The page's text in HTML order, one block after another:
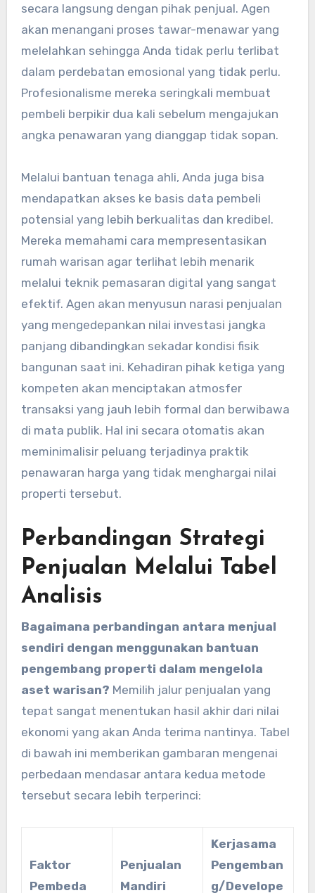
secara langsung dengan pihak penjual. Agen
akan menangani proses tawar-menawar yang
melelahkan sehingga Anda tidak perlu terlibat
dalam perdebatan emosional yang tidak perlu.
Profesionalisme mereka seringkali membuat
pembeli berpikir dua kali sebelum mengajukan
angka penawaran yang dianggap tidak sopan.
Melalui bantuan tenaga ahli, Anda juga bisa
mendapatkan akses ke basis data pembeli
potensial yang lebih berkualitas dan kredibel.
Mereka memahami cara mempresentasikan
rumah warisan agar terlihat lebih menarik
melalui teknik pemasaran digital yang sangat
efektif. Agen akan menyusun narasi penjualan
yang mengedepankan nilai investasi jangka
panjang dibandingkan sekadar kondisi fisik
bangunan saat ini. Kehadiran pihak ketiga yang
kompeten akan menciptakan atmosfer
transaksi yang jauh lebih formal dan berwibawa
di mata publik. Hal ini secara otomatis akan
meminimalisir peluang terjadinya praktik
penawaran harga yang tidak menghargai nilai
properti tersebut.
Perbandingan Strategi
Penjualan Melalui Tabel
Analisis
Bagaimana perbandingan antara menjual
sendiri dengan menggunakan bantuan
pengembang properti dalam mengelola
aset warisan? Memilih jalur penjualan yang
tepat sangat menentukan hasil akhir dari nilai
ekonomi yang akan Anda terima nantinya. Tabel
di bawah ini memberikan gambaran mengenai
perbedaan mendasar antara kedua metode
tersebut secara lebih terperinci:
Faktor
Pembeda
Penjualan
Mandiri
Kerjasama
Pengemban
g/Develope